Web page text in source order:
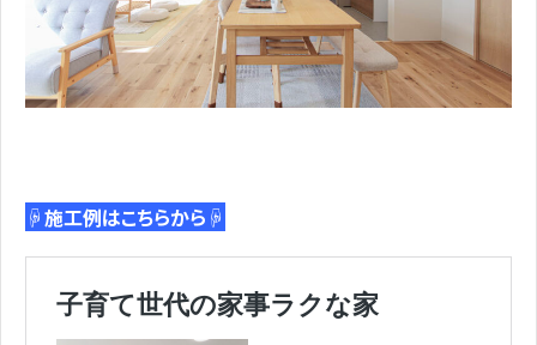
☟施工例はこちらから☟